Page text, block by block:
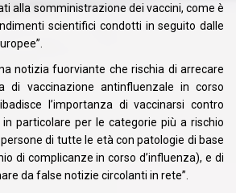
alla somministrazione dei vaccini, come è
scientifici condotti in seguito dalle
notizia fuorviante che rischia di arrecare
di vaccinazione antinfluenzale in corso
l’importanza di vaccinarsi contro
in particolare per le categorie più a rischio
di tutte le età con patologie di base
di complicanze in corso d’influenza), e di
da false notizie circolanti in rete”.